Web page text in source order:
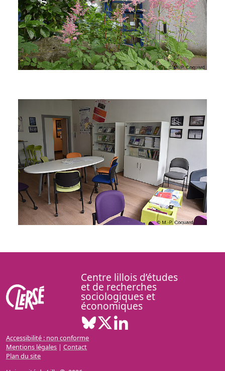
Centre lillois d’études
et de recherches
sociologiques et
économiques
Bluesky ( Nouvelle fenêtre)
X ( Nouvelle fenêtre)
Accessibilité : non conforme
Mentions légales | Contact
Plan du site